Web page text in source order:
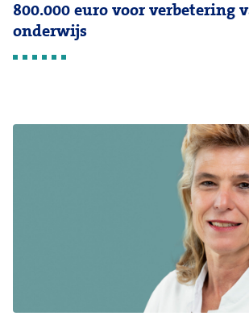
800.000 euro voor verbetering
onderwijs